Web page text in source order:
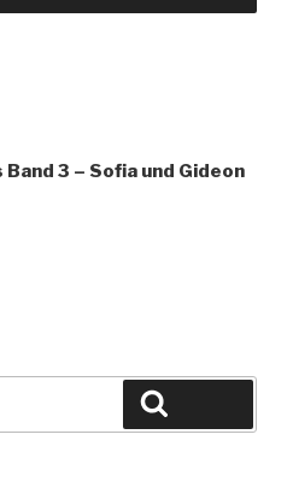
3 – Sofia und Gideon